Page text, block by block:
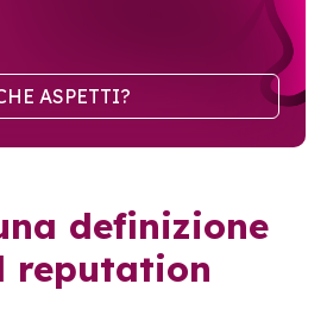
ASPETTI?
reputation